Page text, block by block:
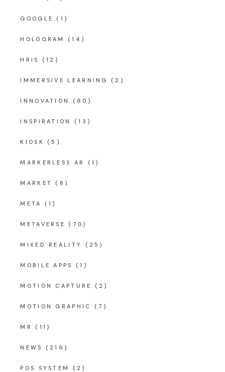
GOOGLE (1)
HOLOGRAM (14)
HRIS (12)
IMMERSIVE LEARNING (2)
INNOVATION (60)
INSPIRATION (13)
KIOSK (5)
MARKERLESS AR (1)
MARKET (8)
META (1)
METAVERSE (70)
MIXED REALITY (25)
MOBILE APPS (1)
MOTION CAPTURE (2)
MOTION GRAPHIC (7)
MR (11)
NEWS (219)
POS SYSTEM (2)